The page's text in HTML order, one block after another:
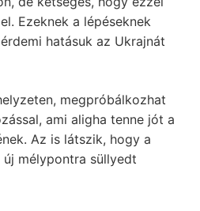
Ezeknek a lépéseknek
hatásuk az Ukrajnát
megpróbálkozhat
ami aligha tenne jót a
Az is látszik, hogy a
mélypontra süllyedt